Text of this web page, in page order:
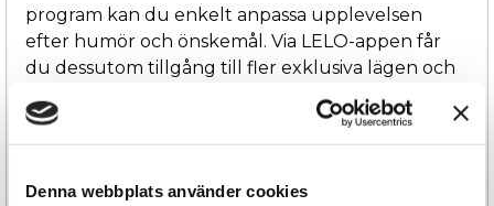
Denna webbplats använder cookies
program kan du enkelt anpassa upplevelsen
efter humör och önskemål. Via LELO-appen får
du dessutom tillgång till fler exklusiva lägen och
ännu större möjligheter att skräddarsy
njutningen.
silikon som känns lika lyxig som den ser ut. Den är